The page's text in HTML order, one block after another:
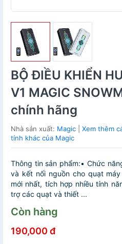
BỘ ĐIỀU KHIỂN
V1 MAGIC
chính hãng
Nhà sản xuất: Magic
Xem thêm
tính khác của Magic
Thông tin sản phẩm:• Chức
và kết nối nguồn cho quạt
mới nhất, tích hợp nhiều tính
trợ các quạt và thiết ...
Còn hàng
190,000 đ